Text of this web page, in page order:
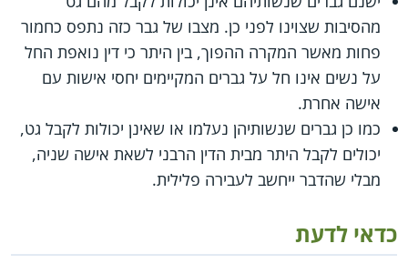
מהסיבות שצוינו לפני כן. מצבו של גבר כזה נתפס כחמור
פחות מאשר המקרה ההפוך, בין היתר כי דין נואפת החל
על נשים אינו חל על גברים המקיימים יחסי אישות עם
אישה אחרת.
כמו כן גברים שנשותיהן נעלמו או שאינן יכולות לקבל גט,
יכולים לקבל היתר מבית הדין הרבני לשאת אישה שניה,
מבלי שהדבר ייחשב לעבירה פלילית.
כדאי לדעת